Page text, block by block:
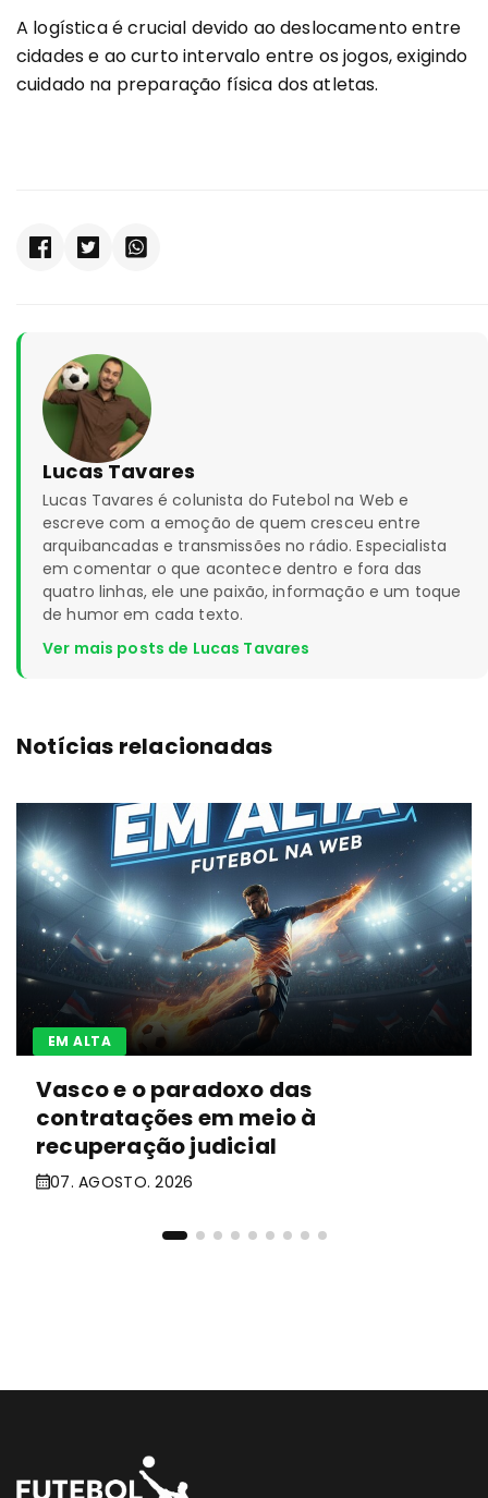
A logística é crucial devido ao deslocamento entre
cidades e ao curto intervalo entre os jogos, exigindo
cuidado na preparação física dos atletas.
Lucas Tavares
Lucas Tavares é colunista do Futebol na Web e
escreve com a emoção de quem cresceu entre
arquibancadas e transmissões no rádio. Especialista
em comentar o que acontece dentro e fora das
quatro linhas, ele une paixão, informação e um toque
de humor em cada texto.
Ver mais posts de Lucas Tavares
Notícias relacionadas
EM ALTA
Vasco e o paradoxo das
contratações em meio à
recuperação judicial
07. AGOSTO. 2026